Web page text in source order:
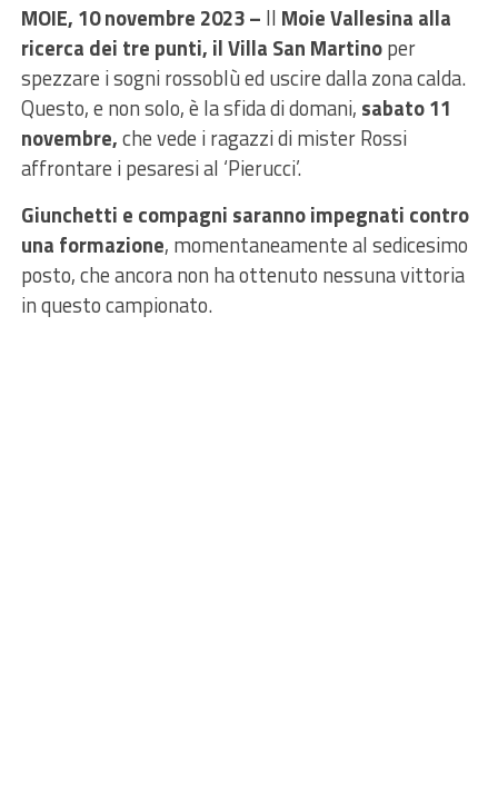
MOIE, 10 novembre 2023 – Il Moie Vallesina alla
ricerca dei tre punti, il Villa San Martinoper
spezzare i sogni rossoblù ed uscire dalla zona calda.
Questo, e non solo, è la sfida di domani, sabato 11
novembre,che vede i ragazzi di mister Rossi
affrontare i pesaresi al ‘Pierucci’.
Giunchetti e compagni saranno impegnati contro
una formazione, momentaneamente al sedicesimo
posto, che ancora non ha ottenuto nessuna vittoria
in questo campionato.